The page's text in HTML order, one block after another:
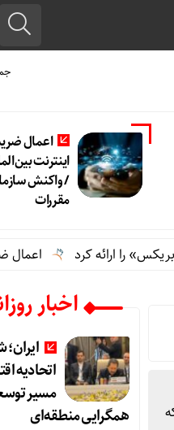
جمعه
اینترنت
/ واکنش
مقررات
ارائه کرد
اعمال ضریب ۲.۷ برای اینترنت بین‌الملل صحت دارد؟ / واکنش سازمان تنظیم مقررات
اخبار
اتحادیه
مسیر
همگرایی منطقه‌ای